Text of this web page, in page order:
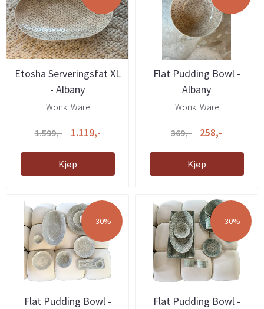
Etosha Serveringsfat XL
- Albany
Wonki Ware
1.599,- 1.119,-
Kjøp
Flat Pudding Bowl -
Albany
Wonki Ware
369,- 258,-
Kjøp
-30%
Flat Pudding Bowl -
-30%
Flat Pudding Bowl -